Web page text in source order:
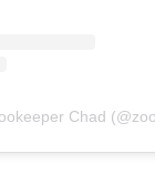
Chad